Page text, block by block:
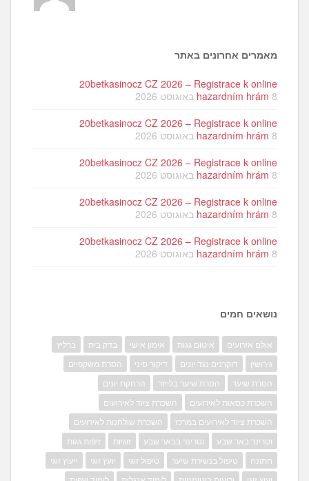
מאמרים אחרונים באתר
20betkasinocz CZ 2026 – Registrace k online
hazardním hrám 8 באוגוסט 2026
20betkasinocz CZ 2026 – Registrace k online
hazardním hrám 8 באוגוסט 2026
20betkasinocz CZ 2026 – Registrace k online
hazardním hrám 8 באוגוסט 2026
20betkasinocz CZ 2026 – Registrace k online
hazardním hrám 8 באוגוסט 2026
20betkasinocz CZ 2026 – Registrace k online
hazardním hrám 8 באוגוסט 2026
נושאים חמים
אולם אירועים איטום גגות אימון אישי בדק בית
ברליץ
גירושין
דוקרנים נגד יונים דיקור סיני
הסרת משקפיים
הסרת שיער
הסרת שיער בלייזר
הרחקת יונים
השכרת כסאות לאירועים
השכרת ציוד לאירועים
השכרת ציוד לאירועים במרכז
השכרת שולחנות לאירועים
וטרינר באר שבע
וטרינר בבאר שבע זוגיות
זיפות גגות
חתונה
טיפול בנשירת שיער טיפול זוגי יועץ זוגי
ייעוץ זוגי